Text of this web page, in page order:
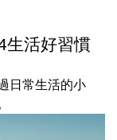
生活好習慣
日常生活的小